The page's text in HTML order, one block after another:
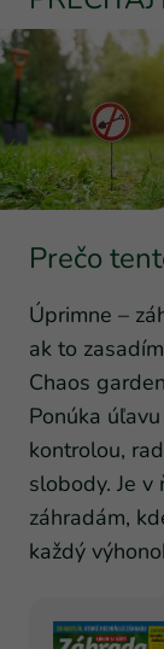
Prečo
Úprimne –
ak to
Chaos
Ponúka
kontrolou,
slobody. Je
záhradám,
každý